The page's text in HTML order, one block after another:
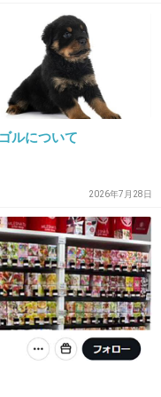
そうですね
わない>_<
-103
ルについて
2026年7月28日